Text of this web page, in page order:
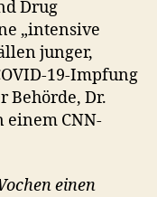
Drug
„intensive
junger,
19-Impfung
Behörde, Dr.
einem CNN-
einen